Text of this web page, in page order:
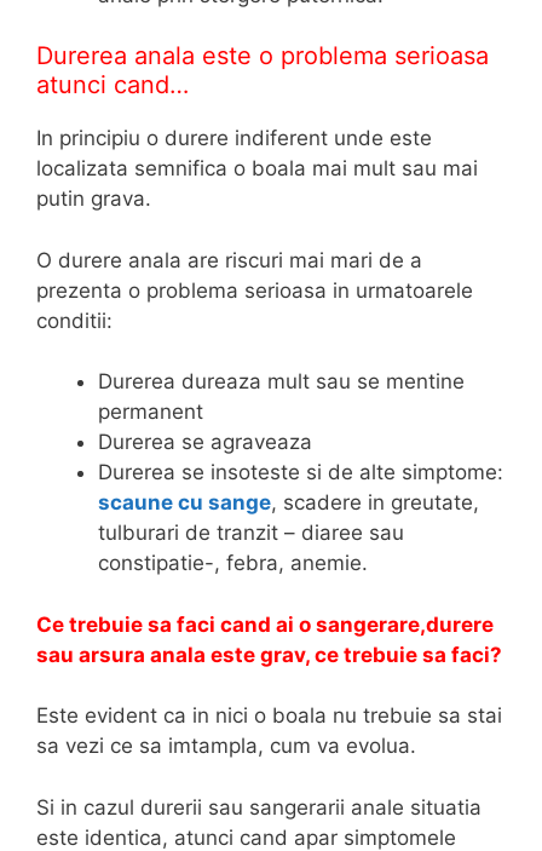
Durerea anala este o problema serioasa
atunci cand…
In principiu o durere indiferent unde este
localizata semnifica o boala mai mult sau mai
putin grava.
O durere anala are riscuri mai mari de a
prezenta o problema serioasa in urmatoarele
conditii:
Durerea dureaza mult sau se mentine
permanent
Durerea se agraveaza
Durerea se insoteste si de alte simptome:
scaune cu sange, scadere in greutate,
tulburari de tranzit – diaree sau
constipatie-, febra, anemie.
Ce trebuie sa faci cand ai o sangerare,durere
sau arsura anala este grav, ce trebuie sa faci?
Este evident ca in nici o boala nu trebuie sa stai
sa vezi ce sa imtampla, cum va evolua.
Si in cazul durerii sau sangerarii anale situatia
este identica, atunci cand apar simptomele